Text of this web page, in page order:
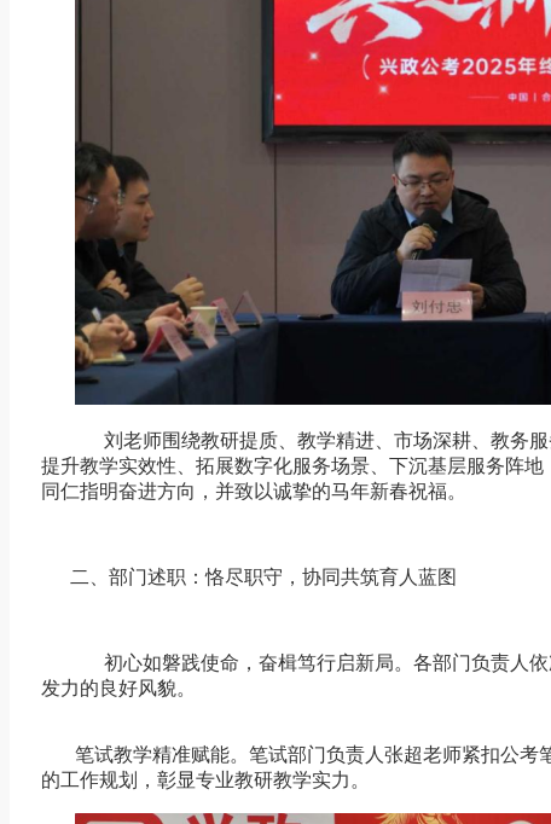
刘老师围绕教研提质、教学精进、市场深耕、教务
提升教学实效性、拓展数字化服务场景、下沉基层服务阵
同仁指明奋进方向，并致以诚挚的马年新春祝福。
二、部门述职：恪尽职守，协同共筑育人蓝图
初心如磐践使命，奋楫笃行启新局。各部门负责人
发力的良好风貌。
笔试教学精准赋能。笔试部门负责人张超老师紧扣公考
的工作规划，彰显专业教研教学实力。